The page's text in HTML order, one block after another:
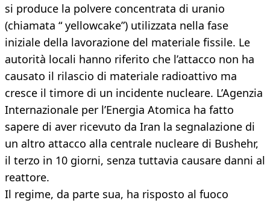
si produce la polvere concentrata di uranio
(chiamata “ yellowcake”) utilizzata nella fase
iniziale della lavorazione del materiale fissile. Le
autorità locali hanno riferito che l’attacco non ha
causato il rilascio di materiale radioattivo ma
cresce il timore di un incidente nucleare. L’Agenzia
Internazionale per l’Energia Atomica ha fatto
sapere di aver ricevuto da Iran la segnalazione di
un altro attacco alla centrale nucleare di Bushehr,
il terzo in 10 giorni, senza tuttavia causare danni al
reattore.
Il regime, da parte sua, ha risposto al fuoco